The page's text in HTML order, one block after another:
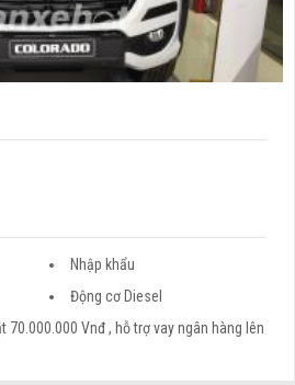
Nhập khẩu
Động cơ Diesel
70.000.000 Vnđ , hỗ trợ vay ngân hàng lên